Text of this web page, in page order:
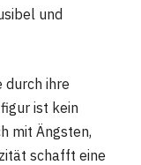
und
durch ihre
ist kein
mit Ängsten,
schafft eine